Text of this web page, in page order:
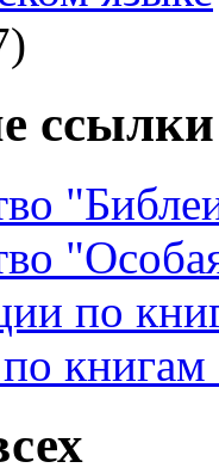
ссылки
по